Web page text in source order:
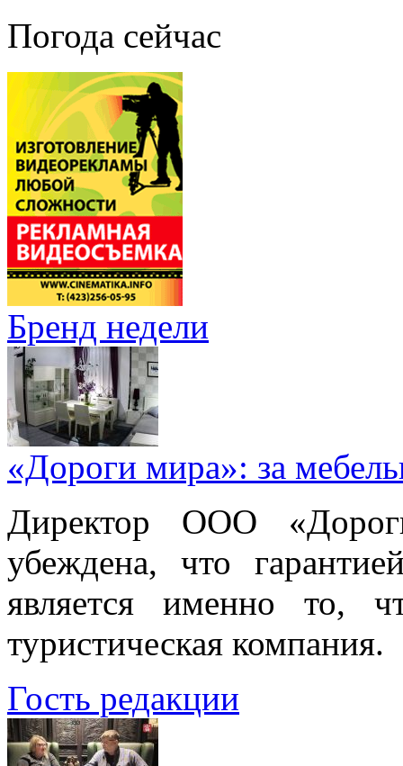
Погода сейчас
Бренд недели
«Дороги мира»: за
Директор ООО
убеждена, что
является именно то,
туристическая компания.
Гость редакции